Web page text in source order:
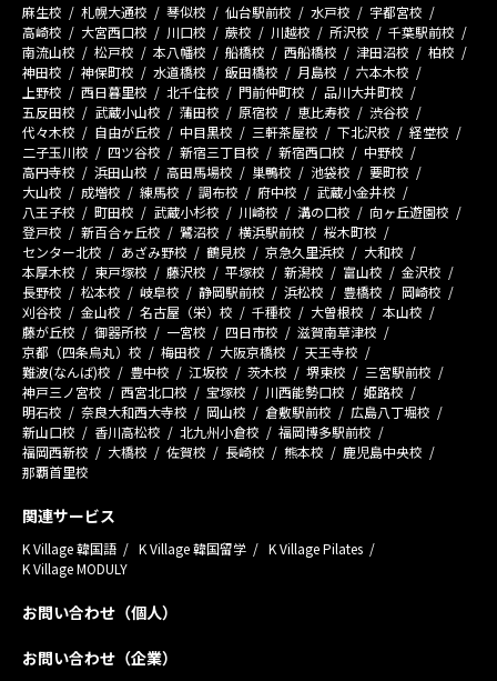
麻生校 札幌大通校 琴似校 仙台駅前校 水戸校
宇都宮校
高崎校
大宮西口校 川口校 蕨校 川越校 所沢校
千葉駅前校
南流山校
松戸校 本八幡校 船橋校 西船橋校 津田沼校
柏校
神田校
神保町校 水道橋校 飯田橋校 月島校
六本木校
上野校
西日暮里校 北千住校 門前仲町校
品川大井町校
五反田校
武蔵小山校 蒲田校 原宿校 恵比寿校
渋谷校
代々木校
自由が丘校 中目黒校 三軒茶屋校 下北沢校
経堂校
二子玉川校
四ツ谷校 新宿三丁目校 新宿西口校
中野校
高円寺校
浜田山校 高田馬場校 巣鴨校 池袋校
要町校
大山校
成増校 練馬校 調布校 府中校
武蔵小金井校
八王子校
町田校 武蔵小杉校 川崎校 溝の口校
向ヶ丘遊園校
登戸校
新百合ヶ丘校 鷺沼校 横浜駅前校
桜木町校
センター北校
あざみ野校 鶴見校 京急久里浜校
大和校
本厚木校
東戸塚校 藤沢校 平塚校 新潟校 富山校
金沢校
長野校
松本校 岐阜校 静岡駅前校 浜松校 豊橋校
岡崎校
刈谷校
金山校 名古屋（栄）校 千種校 大曽根校
本山校
藤が丘校
御器所校 一宮校 四日市校
滋賀南草津校
京都（四条烏丸）校
梅田校 大阪京橋校
天王寺校
難波(なんば)校
豊中校 江坂校 茨木校 堺東校
三宮駅前校
神戸三ノ宮校
西宮北口校 宝塚校 川西能勢口校
姫路校
明石校
奈良大和西大寺校 岡山校 倉敷駅前校
広島八丁堀校
新山口校
香川高松校 北九州小倉校
福岡博多駅前校
福岡西新校
大橋校 佐賀校 長崎校 熊本校
鹿児島中央校
那覇首里校
関連サービス
K Village 韓国語 K Village 韓国留学
K Village Pilates
K Village MODULY
お問い合わせ（個人）
お問い合わせ（企業）